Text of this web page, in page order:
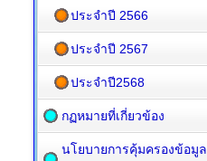
ประจำปี 2566
ประจำปี 2567
ประจำปี2568
กฏหมายที่เกี่ยวข้อง
นโยบายการคุ้มครองข้อมูล